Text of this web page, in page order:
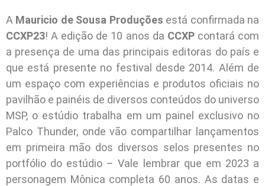
A Mauricio de Sousa Produções está confirmada na
CCXP23! A edição de 10 anos da CCXPcontará com
a presença de uma das principais editoras do país e
que está presente no festival desde 2014. Além de
um espaço com experiências e produtos oficiais no
pavilhão e painéis de diversos conteúdos do universo
MSP, o estúdio trabalha em um painel exclusivo no
Palco Thunder, onde vão compartilhar lançamentos
em primeira mão dos diversos selos presentes no
portfólio do estúdio – Vale lembrar que em 2023 a
personagem Mônica completa 60 anos. As datas e